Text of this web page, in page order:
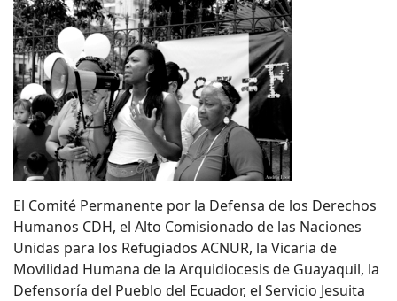
El Comité Permanente por la Defensa de los Derechos
Humanos CDH, el Alto Comisionado de las Naciones
Unidas para los Refugiados ACNUR, la Vicaria de
Movilidad Humana de la Arquidiocesis de Guayaquil, la
Defensoría del Pueblo del Ecuador, el Servicio Jesuita